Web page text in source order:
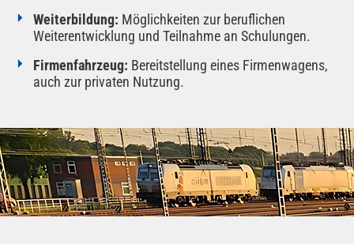
Weiterbildung: Möglichkeiten zur beruflichen
Weiterentwicklung und Teilnahme an Schulungen.​
Firmenfahrzeug: Bereitstellung eines Firmenwagens,
auch zur privaten Nutzung.